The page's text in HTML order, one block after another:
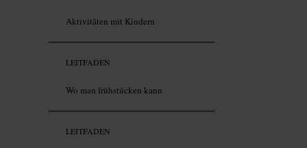
Aktivitäten mit Kindern
LEITFADEN
Wo man frühstücken kann
LEITFADEN